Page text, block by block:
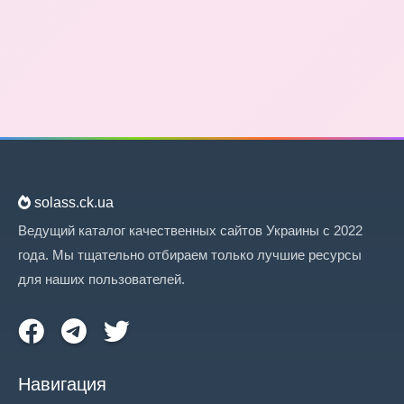
solass.ck.ua
Ведущий каталог качественных сайтов Украины с 2022
года. Мы тщательно отбираем только лучшие ресурсы
для наших пользователей.
Навигация